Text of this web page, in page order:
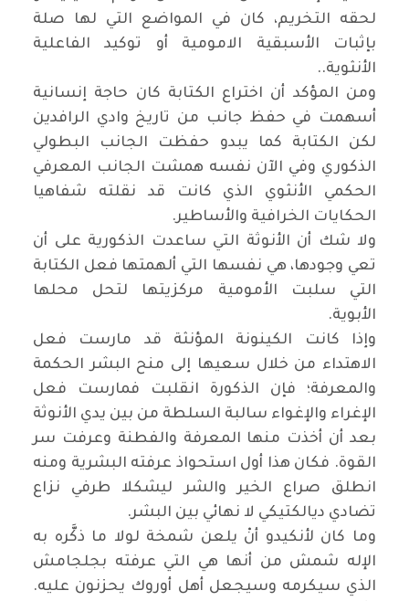
لحقه التخريم، كان في المواضع التي لها صلة
بإثبات الأسبقية الامومية أو توكيد الفاعلية
الأنثوية..
ومن المؤكد أن اختراع الكتابة كان حاجة إنسانية
أسهمت في حفظ جانب من تاريخ وادي الرافدين
لكن الكتابة كما يبدو حفظت الجانب البطولي
الذكوري وفي الآن نفسه همشت الجانب المعرفي
الحكمي الأنثوي الذي كانت قد نقلته شفاهيا
الحكايات الخرافية والأساطير.
ولا شك أن الأنوثة التي ساعدت الذكورية على أن
تعي وجودها، هي نفسها التي ألهمتها فعل الكتابة
التي سلبت الأمومية مركزيتها لتحل محلها
الأبوية.
وإذا كانت الكينونة المؤنثة قد مارست فعل
الاهتداء من خلال سعيها إلى منح البشر الحكمة
والمعرفة؛ فإن الذكورة انقلبت فمارست فعل
الإغراء والإغواء سالبة السلطة من بين يدي الأنوثة
بعد أن أخذت منها المعرفة والفطنة وعرفت سر
القوة. فكان هذا أول استحواذ عرفته البشرية ومنه
انطلق صراع الخير والشر ليشكلا طرفي نزاع
تضادي ديالكتيكي لا نهائي بين البشر.
وما كان لأنكيدو أنْ يلعن شمخة لولا ما ذكَّره به
الإله شمش من أنها هي التي عرفته بجلجامش
الذي سيكرمه وسيجعل أهل أوروك يحزنون عليه.